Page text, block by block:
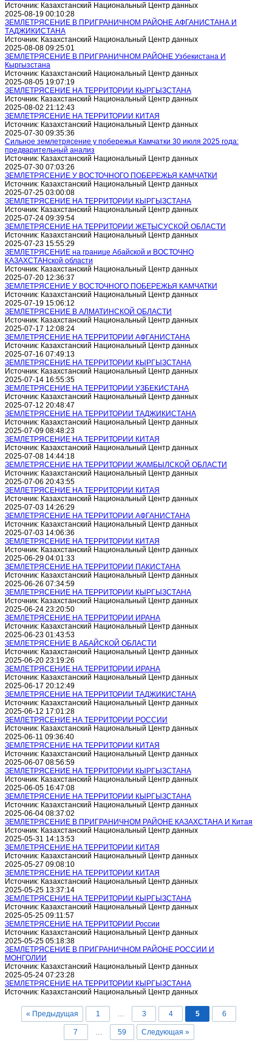
Источник: Казахстанский Национальный Центр данных
2025-08-19 00:10:28
ЗЕМЛЕТРЯСЕНИЕ В ПРИГРАНИЧНОМ РАЙОНЕ АФГАНИСТАНА И
ТАДЖИКИСТАНА
Источник: Казахстанский Национальный Центр данных
2025-08-08 09:25:01
ЗЕМЛЕТРЯСЕНИЕ В ПРИГРАНИЧНОМ РАЙОНЕ Узбекистана И
Кыргызстана
Источник: Казахстанский Национальный Центр данных
2025-08-05 19:07:19
ЗЕМЛЕТРЯСЕНИЕ НА ТЕРРИТОРИИ КЫРГЫЗСТАНА
Источник: Казахстанский Национальный Центр данных
2025-08-02 21:12:43
ЗЕМЛЕТРЯСЕНИЕ НА ТЕРРИТОРИИ КИТАЯ
Источник: Казахстанский Национальный Центр данных
2025-07-30 09:35:36
Сильное землетрясение у побережья Камчатки 30 июля 2025 года:
предварительный анализ
Источник: Казахстанский Национальный Центр данных
2025-07-30 07:03:26
ЗЕМЛЕТРЯСЕНИЕ У ВОСТОЧНОГО ПОБЕРЕЖЬЯ КАМЧАТКИ
Источник: Казахстанский Национальный Центр данных
2025-07-25 03:00:08
ЗЕМЛЕТРЯСЕНИЕ НА ТЕРРИТОРИИ КЫРГЫЗСТАНА
Источник: Казахстанский Национальный Центр данных
2025-07-24 09:39:54
ЗЕМЛЕТРЯСЕНИЕ НА ТЕРРИТОРИИ ЖЕТЫСУСКОЙ ОБЛАСТИ
Источник: Казахстанский Национальный Центр данных
2025-07-23 15:55:29
ЗЕМЛЕТРЯСЕНИЕ на границе Абайской и ВОСТОЧНО
КАЗАХСТАНской области
Источник: Казахстанский Национальный Центр данных
2025-07-20 12:36:37
ЗЕМЛЕТРЯСЕНИЕ У ВОСТОЧНОГО ПОБЕРЕЖЬЯ КАМЧАТКИ
Источник: Казахстанский Национальный Центр данных
2025-07-19 15:06:12
ЗЕМЛЕТРЯСЕНИЕ В АЛМАТИНСКОЙ ОБЛАСТИ
Источник: Казахстанский Национальный Центр данных
2025-07-17 12:08:24
ЗЕМЛЕТРЯСЕНИЕ НА ТЕРРИТОРИИ АФГАНИСТАНА
Источник: Казахстанский Национальный Центр данных
2025-07-16 07:49:13
ЗЕМЛЕТРЯСЕНИЕ НА ТЕРРИТОРИИ КЫРГЫЗСТАНА
Источник: Казахстанский Национальный Центр данных
2025-07-14 16:55:35
ЗЕМЛЕТРЯСЕНИЕ НА ТЕРРИТОРИИ УЗБЕКИСТАНА
Источник: Казахстанский Национальный Центр данных
2025-07-12 20:48:47
ЗЕМЛЕТРЯСЕНИЕ НА ТЕРРИТОРИИ ТАДЖИКИСТАНА
Источник: Казахстанский Национальный Центр данных
2025-07-09 08:48:23
ЗЕМЛЕТРЯСЕНИЕ НА ТЕРРИТОРИИ КИТАЯ
Источник: Казахстанский Национальный Центр данных
2025-07-08 14:44:18
ЗЕМЛЕТРЯСЕНИЕ НА ТЕРРИТОРИИ ЖАМБЫЛСКОЙ ОБЛАСТИ
Источник: Казахстанский Национальный Центр данных
2025-07-06 20:43:55
ЗЕМЛЕТРЯСЕНИЕ НА ТЕРРИТОРИИ КИТАЯ
Источник: Казахстанский Национальный Центр данных
2025-07-03 14:26:29
ЗЕМЛЕТРЯСЕНИЕ НА ТЕРРИТОРИИ АФГАНИСТАНА
Источник: Казахстанский Национальный Центр данных
2025-07-03 14:06:36
ЗЕМЛЕТРЯСЕНИЕ НА ТЕРРИТОРИИ КИТАЯ
Источник: Казахстанский Национальный Центр данных
2025-06-29 04:01:33
ЗЕМЛЕТРЯСЕНИЕ НА ТЕРРИТОРИИ ПАКИСТАНА
Источник: Казахстанский Национальный Центр данных
2025-06-26 07:34:59
ЗЕМЛЕТРЯСЕНИЕ НА ТЕРРИТОРИИ КЫРГЫЗСТАНА
Источник: Казахстанский Национальный Центр данных
2025-06-24 23:20:50
ЗЕМЛЕТРЯСЕНИЕ НА ТЕРРИТОРИИ ИРАНА
Источник: Казахстанский Национальный Центр данных
2025-06-23 01:43:53
ЗЕМЛЕТРЯСЕНИЕ В АБАЙСКОЙ ОБЛАСТИ
Источник: Казахстанский Национальный Центр данных
2025-06-20 23:19:26
ЗЕМЛЕТРЯСЕНИЕ НА ТЕРРИТОРИИ ИРАНА
Источник: Казахстанский Национальный Центр данных
2025-06-17 20:12:49
ЗЕМЛЕТРЯСЕНИЕ НА ТЕРРИТОРИИ ТАДЖИКИСТАНА
Источник: Казахстанский Национальный Центр данных
2025-06-12 17:01:28
ЗЕМЛЕТРЯСЕНИЕ НА ТЕРРИТОРИИ РОССИИ
Источник: Казахстанский Национальный Центр данных
2025-06-11 09:36:40
ЗЕМЛЕТРЯСЕНИЕ НА ТЕРРИТОРИИ КИТАЯ
Источник: Казахстанский Национальный Центр данных
2025-06-07 08:56:59
ЗЕМЛЕТРЯСЕНИЕ НА ТЕРРИТОРИИ КЫРГЫЗСТАНА
Источник: Казахстанский Национальный Центр данных
2025-06-05 16:47:08
ЗЕМЛЕТРЯСЕНИЕ НА ТЕРРИТОРИИ КЫРГЫЗСТАНА
Источник: Казахстанский Национальный Центр данных
2025-06-04 08:37:02
ЗЕМЛЕТРЯСЕНИЕ В ПРИГРАНИЧНОМ РАЙОНЕ КАЗАХСТАНА И Китая
Источник: Казахстанский Национальный Центр данных
2025-05-31 14:13:53
ЗЕМЛЕТРЯСЕНИЕ НА ТЕРРИТОРИИ КИТАЯ
Источник: Казахстанский Национальный Центр данных
2025-05-27 09:08:10
ЗЕМЛЕТРЯСЕНИЕ НА ТЕРРИТОРИИ КИТАЯ
Источник: Казахстанский Национальный Центр данных
2025-05-25 13:37:14
ЗЕМЛЕТРЯСЕНИЕ НА ТЕРРИТОРИИ КЫРГЫЗСТАНА
Источник: Казахстанский Национальный Центр данных
2025-05-25 09:11:57
ЗЕМЛЕТРЯСЕНИЕ НА ТЕРРИТОРИИ России
Источник: Казахстанский Национальный Центр данных
2025-05-25 05:18:38
ЗЕМЛЕТРЯСЕНИЕ В ПРИГРАНИЧНОМ РАЙОНЕ РОССИИ И
МОНГОЛИИ
Источник: Казахстанский Национальный Центр данных
2025-05-24 07:23:28
ЗЕМЛЕТРЯСЕНИЕ НА ТЕРРИТОРИИ КЫРГЫЗСТАНА
Источник: Казахстанский Национальный Центр данных
« Предыдущая 1 … 3 4 5 6
7 … 59 Следующая »